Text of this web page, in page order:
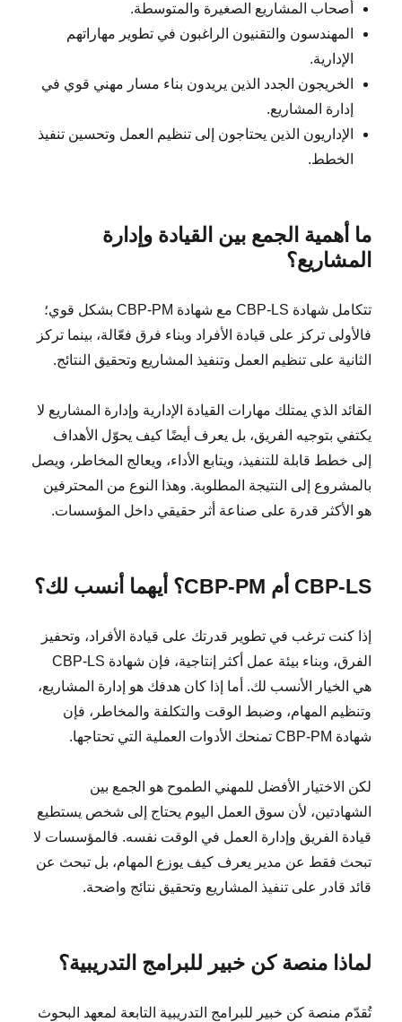
أصحاب المشاريع الصغيرة والمتوسطة.
المهندسون والتقنيون الراغبون في تطوير مهاراتهم
الإدارية.
الخريجون الجدد الذين يريدون بناء مسار مهني قوي في
إدارة المشاريع.
الإداريون الذين يحتاجون إلى تنظيم العمل وتحسين تنفيذ
الخطط.
ما أهمية الجمع بين القيادة وإدارة
المشاريع؟
تتكامل شهادة CBP-LS مع شهادة CBP-PM بشكل قوي؛
فالأولى تركز على قيادة الأفراد وبناء فرق فعّالة، بينما تركز
الثانية على تنظيم العمل وتنفيذ المشاريع وتحقيق النتائج.
القائد الذي يمتلك مهارات القيادة الإدارية وإدارة المشاريع لا
يكتفي بتوجيه الفريق، بل يعرف أيضًا كيف يحوّل الأهداف
إلى خطط قابلة للتنفيذ، ويتابع الأداء، ويعالج المخاطر، ويصل
بالمشروع إلى النتيجة المطلوبة. وهذا النوع من المحترفين
هو الأكثر قدرة على صناعة أثر حقيقي داخل المؤسسات.
CBP-LS أم CBP-PM؟ أيهما أنسب لك؟
إذا كنت ترغب في تطوير قدرتك على قيادة الأفراد، وتحفيز
الفرق، وبناء بيئة عمل أكثر إنتاجية، فإن شهادة CBP-LS
هي الخيار الأنسب لك. أما إذا كان هدفك هو إدارة المشاريع،
وتنظيم المهام، وضبط الوقت والتكلفة والمخاطر، فإن
شهادة CBP-PM تمنحك الأدوات العملية التي تحتاجها.
لكن الاختيار الأفضل للمهني الطموح هو الجمع بين
الشهادتين، لأن سوق العمل اليوم يحتاج إلى شخص يستطيع
قيادة الفريق وإدارة العمل في الوقت نفسه. فالمؤسسات لا
تبحث فقط عن مدير يعرف كيف يوزع المهام، بل تبحث عن
قائد قادر على تنفيذ المشاريع وتحقيق نتائج واضحة.
لماذا منصة كن خبير للبرامج التدريبية؟
تُقدّم منصة كن خبير للبرامج التدريبية التابعة لمعهد البحوث